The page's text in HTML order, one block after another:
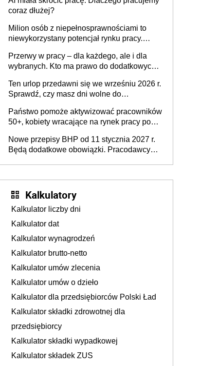
Ustaw
coraz dłużej?
Milion osób z niepełnosprawnościami to
niewykorzystany potencjał rynku pracy.
dofinansowań czy refundacji, ale bariery po
stronie systemu i świadomości
pracodawców [WYWIAD]
Przerwy w pracy – dla każdego, ale i dla
wybranych. Kto ma prawo do dodatkowych
Ten urlop przedawni się we wrześniu 2026 r.
Sprawdź, czy masz dni wolne do
Państwo pomoże aktywizować pracowników
50+, kobiety wracające na rynek pracy po
osoby neuroatypowe. Powstanie Fundusz
na rzecz Inkluzywności w Zatrudnianiu?
Nowe przepisy BHP od 11 stycznia 2027 r.
Będą dodatkowe obowiązki. Pracodawcy
Kalkulatory
Kalkulator liczby dni
Kalkulator dat
Kalkulator wynagrodzeń
Kalkulator brutto-netto
Kalkulator umów zlecenia
Kalkulator umów o dzieło
Kalkulator dla przedsiębiorców Polski Ład
Kalkulator składki zdrowotnej dla
przedsiębiorcy
Kalkulator składki wypadkowej
Kalkulator składek ZUS